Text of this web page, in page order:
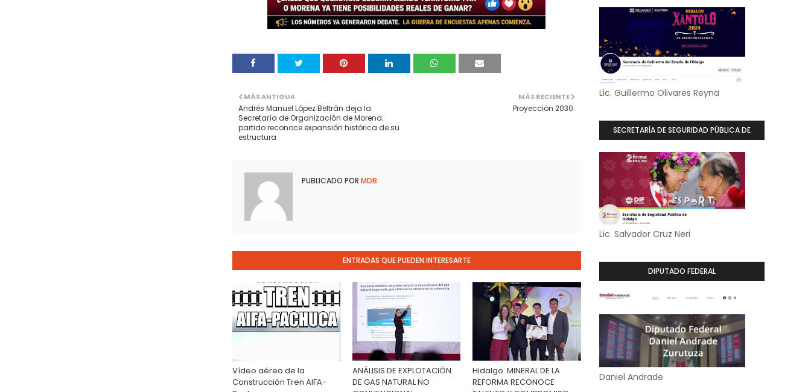
MÁS RECIENTE
Proyección 2030.
MÁS ANTIGUA
Andrés Manuel López Beltrán deja la
Secretaría de Organización de Morena;
partido reconoce expansión histórica de su
estructura
PUBLICADO POR MDB
ENTRADAS QUE PUEDEN INTERESARTE
Vídeo aéreo de la
Construcción Tren AIFA-
ANÁLISIS DE EXPLOTACIÓN
DE GAS NATURAL NO
Hidalgo. MINERAL DE LA
REFORMA RECONOCE
Lic. Guillermo Olivares Reyna
SECRETARÍA DE SEGURIDAD PÚBLICA DE
Lic. Salvador Cruz Neri
DIPUTADO FEDERAL
Daniel Andrade